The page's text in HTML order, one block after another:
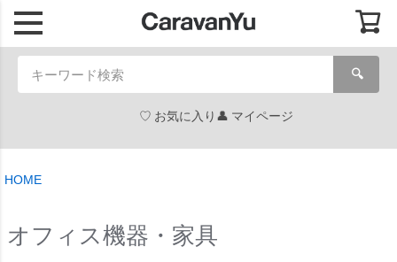
🔍
お気に入り マイページ
HOME
オフィス機器・家具